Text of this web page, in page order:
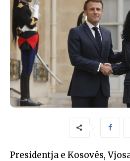
Presidentja e Kosovës,